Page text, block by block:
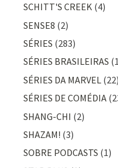
SCHITT'S CREEK (4)
SENSE8 (2)
SÉRIES (283)
SÉRIES BRASILEIRAS
SÉRIES DA MARVEL (22)
SÉRIES DE COMÉDIA
SHANG-CHI (2)
SHAZAM! (3)
SOBRE PODCASTS (1)